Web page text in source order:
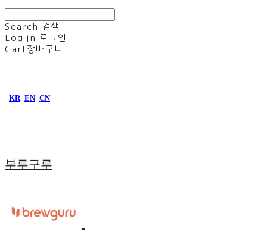
Search
검색
Log In
로그인
Cart 장바구니
KR EN CN
부루구루